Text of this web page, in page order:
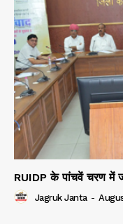
RUIDP के पांचवें चरण में
Jagruk Janta -